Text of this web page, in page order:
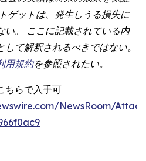
ゲットは、発生しうる損失に
い。 ここに記載されている内
て解釈されるべきではない。
用規約を参照されたい。
ちらで入手可
NewsRoom/